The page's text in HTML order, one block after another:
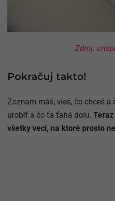
Zdroj:
Pokračuj takto!
Zoznam máš, vieš, čo chceš a
urobiť a čo ťa ťahá dolu.
všetky veci, na ktoré prosto